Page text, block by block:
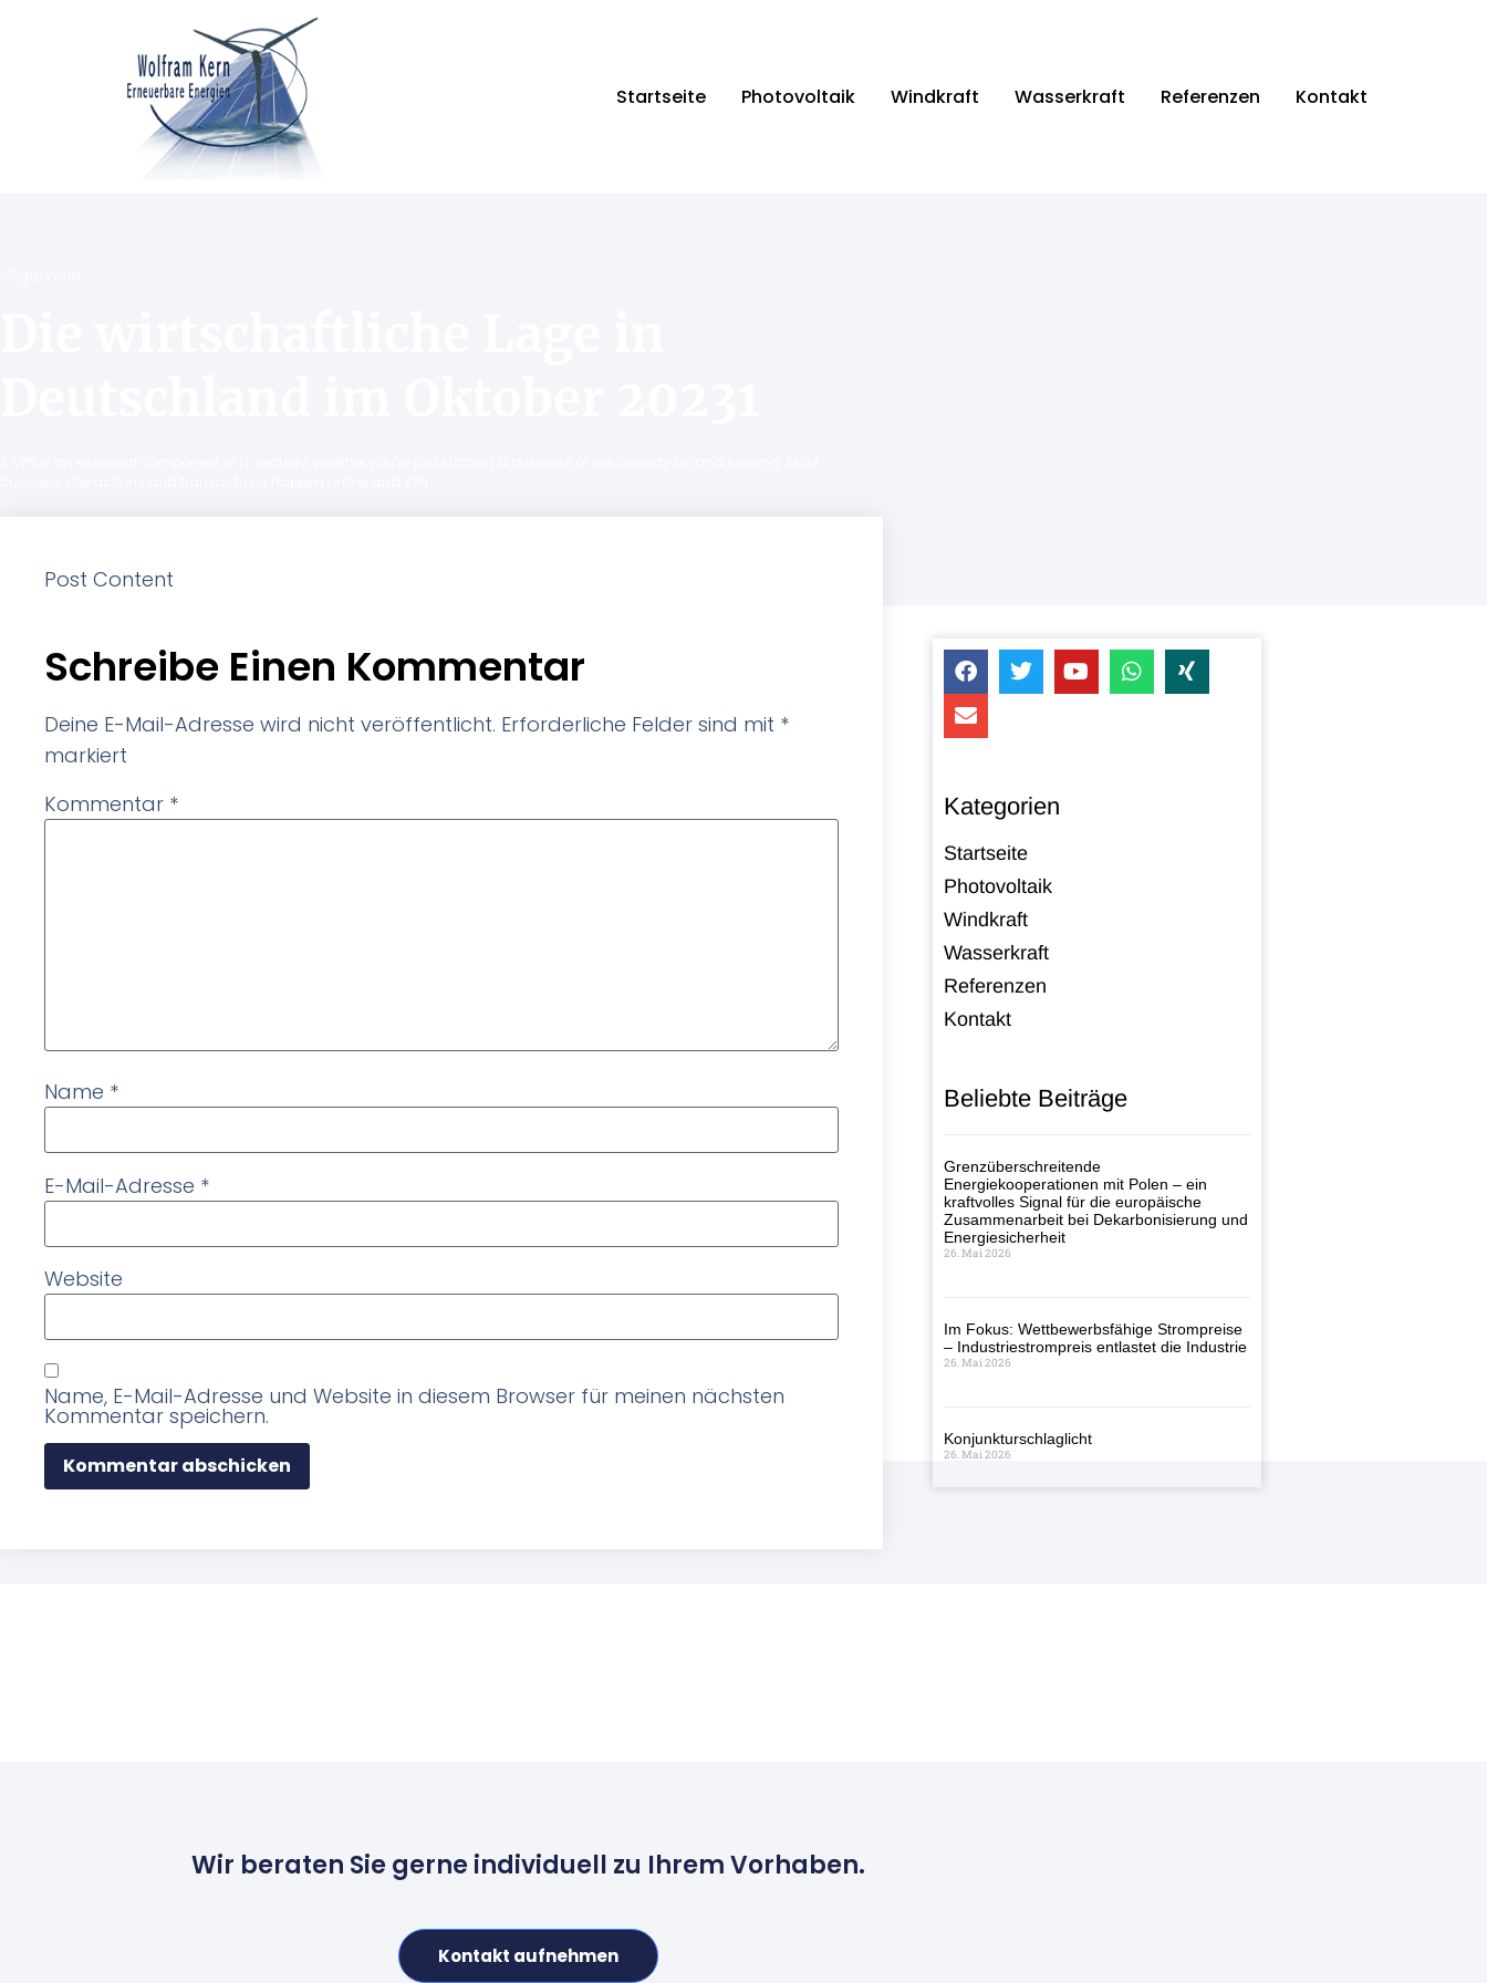
Startseite Photovoltaik Windkraft Wasserkraft Referenzen Kontakt
Post Content
Schreibe Einen Kommentar
Deine E-Mail-Adresse wird nicht veröffentlicht. Erforderliche Felder sind mit *
markiert
Kommentar *
Name *
E-Mail-Adresse *
Website
Name, E-Mail-Adresse und Website in diesem Browser für meinen nächsten
Kommentar speichern.
Kategorien
Startseite
Photovoltaik
Windkraft
Wasserkraft
Referenzen
Kontakt
Beliebte Beiträge
Grenzüberschreitende
Energiekooperationen mit Polen – ein
kraftvolles Signal für die europäische
Zusammenarbeit bei Dekarbonisierung und
Energiesicherheit
26. Mai 2026
Im Fokus: Wettbewerbsfähige Strompreise
– Industriestrompreis entlastet die Industrie
26. Mai 2026
Konjunkturschlaglicht
26. Mai 2026
Wir beraten Sie gerne individuell zu Ihrem Vorhaben.
Kontakt aufnehmen